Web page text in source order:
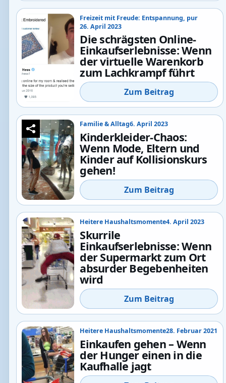
Freizeit mit Freude: Entspannung, pur
26. April 2023
Die schrägsten Online-
Einkaufserlebnisse: Wenn
der virtuelle Warenkorb
zum Lachkrampf führt
Zum Beitrag
Familie & Alltag6. April 2023
Kinderkleider-Chaos:
Wenn Mode, Eltern und
Kinder auf Kollisionskurs
gehen!
Zum Beitrag
Heitere Haushaltsmomente4. April 2023
Skurrile
Einkaufserlebnisse: Wenn
der Supermarkt zum Ort
absurder Begebenheiten
wird
Zum Beitrag
Heitere Haushaltsmomente28. Februar 2021
Einkaufen gehen – Wenn
der Hunger einen in die
Kaufhalle jagt